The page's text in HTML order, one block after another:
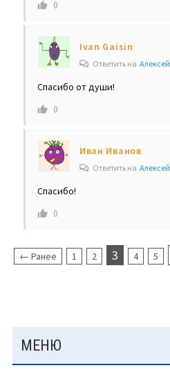
0
Ivan Gaisin
Ответить на Алексей
Спасибо от души!
0
Иван Иванов
Ответить на Алексей
Спасибо!
0
← Ранее 1 2 3 4 5
ОСНОВНАЯ
ПАНЕЛЬ
МЕНЮ